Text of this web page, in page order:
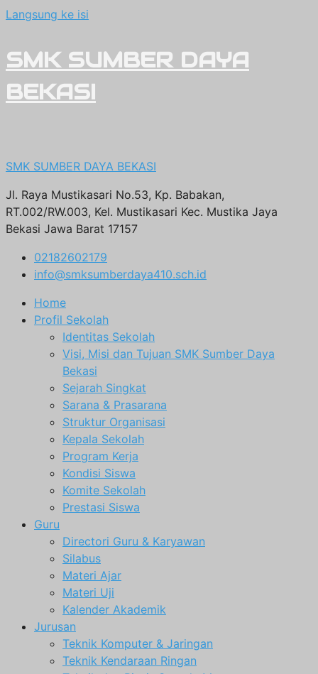
Langsung ke isi
SMK SUMBER DAYA
BEKASI
SMK SUMBER DAYA BEKASI
Jl. Raya Mustikasari No.53, Kp. Babakan,
RT.002/RW.003, Kel. Mustikasari Kec. Mustika Jaya
Bekasi Jawa Barat 17157
02182602179
info@smksumberdaya410.sch.id
Home
Profil Sekolah
Identitas Sekolah
Visi, Misi dan Tujuan SMK Sumber Daya
Bekasi
Sejarah Singkat
Sarana & Prasarana
Struktur Organisasi
Kepala Sekolah
Program Kerja
Kondisi Siswa
Komite Sekolah
Prestasi Siswa
Guru
Directori Guru & Karyawan
Silabus
Materi Ajar
Materi Uji
Kalender Akademik
Jurusan
Teknik Komputer & Jaringan
Teknik Kendaraan Ringan